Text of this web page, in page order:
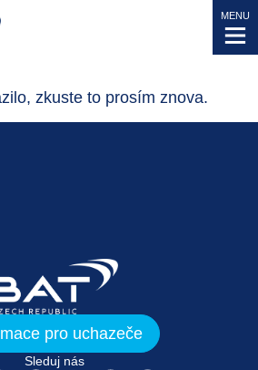
MENU
zkuste to prosím znova.
pro uchazeče
Sleduj nás